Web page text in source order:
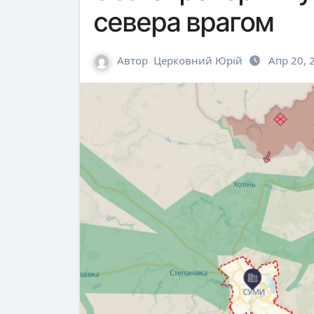
севера врагом
Автор Церковний Юрій Апр 20,